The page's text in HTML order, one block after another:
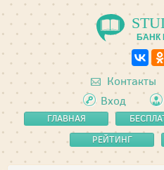
БАНК
Контакты
Вход
ГЛАВНАЯ
РЕЙТИНГ